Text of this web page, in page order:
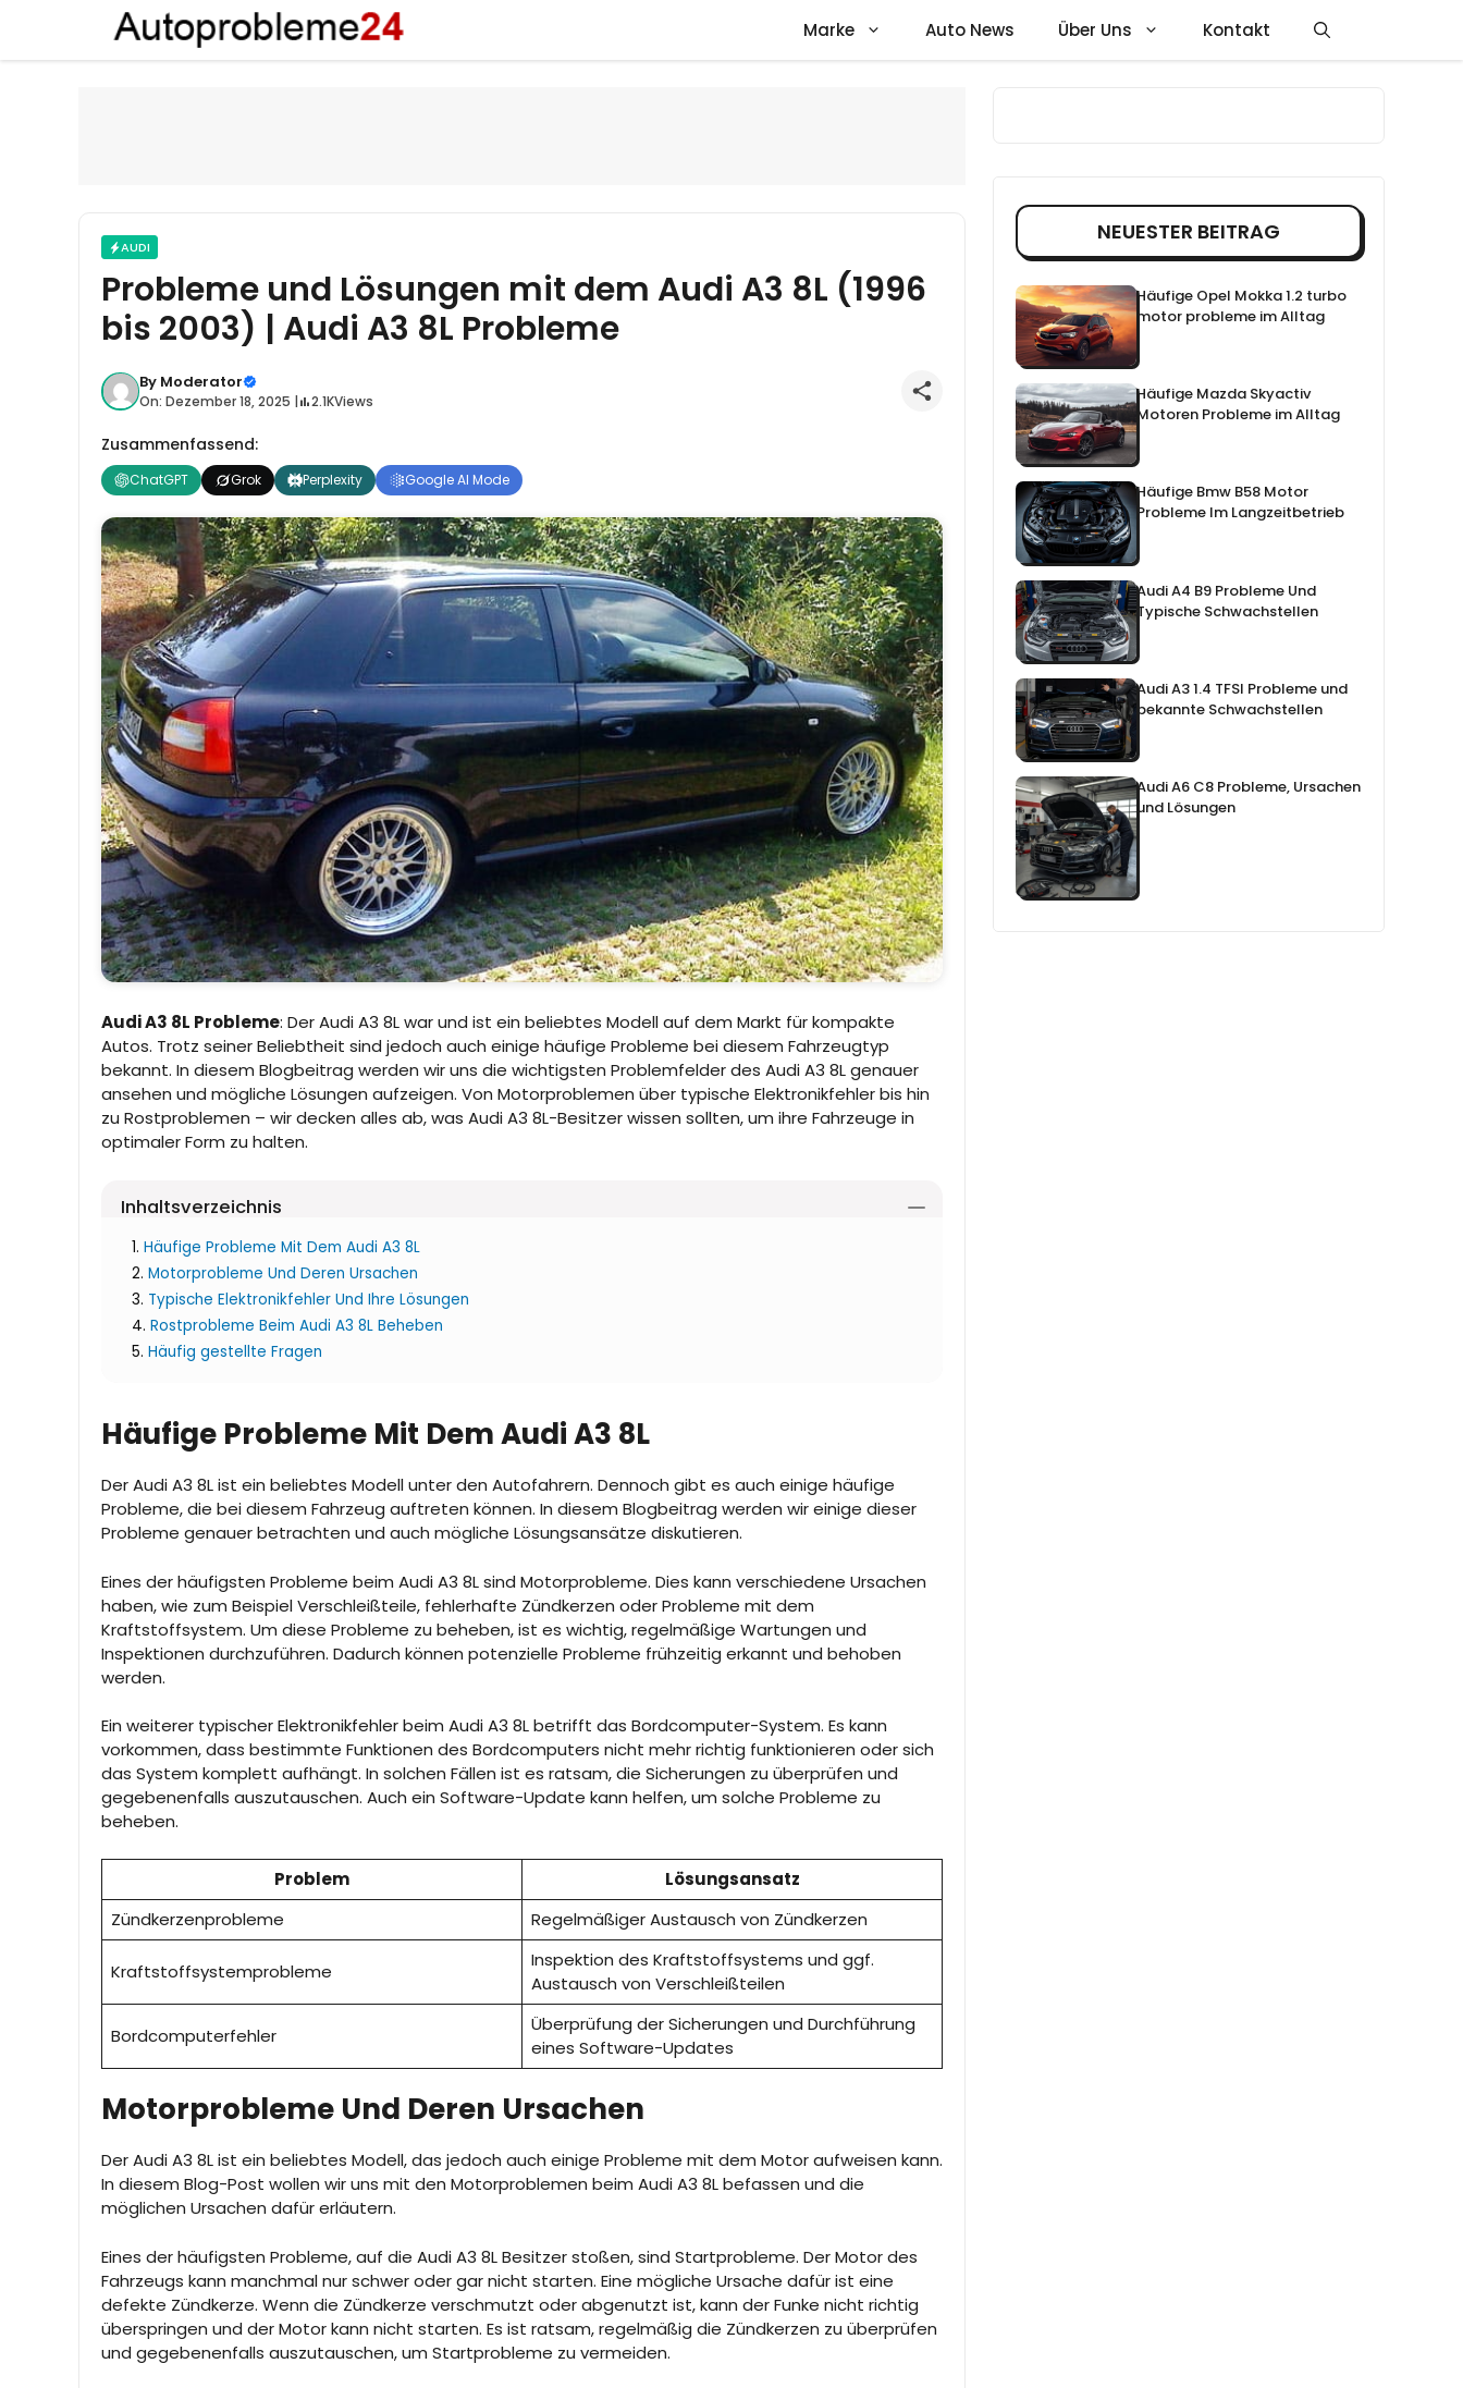
springen
Marke Auto News Über Uns Kontakt
AUDI
Probleme und Lösungen mit dem Audi A3 8L (1996
bis 2003) | Audi A3 8L Probleme
By Moderator
On: Dezember 18, 2025 | 2.1KViews
Zusammenfassend:
ChatGPT Grok Perplexity Google AI Mode
Audi A3 8L Probleme: Der Audi A3 8L war und ist ein beliebtes Modell auf dem Markt für kompakte
Autos. Trotz seiner Beliebtheit sind jedoch auch einige häufige Probleme bei diesem Fahrzeugtyp
bekannt. In diesem Blogbeitrag werden wir uns die wichtigsten Problemfelder des Audi A3 8L genauer
ansehen und mögliche Lösungen aufzeigen. Von Motorproblemen über typische Elektronikfehler bis hin
zu Rostproblemen – wir decken alles ab, was Audi A3 8L-Besitzer wissen sollten, um ihre Fahrzeuge in
optimaler Form zu halten.
Inhaltsverzeichnis
Häufige Probleme Mit Dem Audi A3 8L
Motorprobleme Und Deren Ursachen
Typische Elektronikfehler Und Ihre Lösungen
Rostprobleme Beim Audi A3 8L Beheben
Häufig gestellte Fragen
Häufige Probleme Mit Dem Audi A3 8L
Der Audi A3 8L ist ein beliebtes Modell unter den Autofahrern. Dennoch gibt es auch einige häufige
Probleme, die bei diesem Fahrzeug auftreten können. In diesem Blogbeitrag werden wir einige dieser
Probleme genauer betrachten und auch mögliche Lösungsansätze diskutieren.
Eines der häufigsten Probleme beim Audi A3 8L sind Motorprobleme. Dies kann verschiedene Ursachen
haben, wie zum Beispiel Verschleißteile, fehlerhafte Zündkerzen oder Probleme mit dem
Kraftstoffsystem. Um diese Probleme zu beheben, ist es wichtig, regelmäßige Wartungen und
Inspektionen durchzuführen. Dadurch können potenzielle Probleme frühzeitig erkannt und behoben
werden.
Ein weiterer typischer Elektronikfehler beim Audi A3 8L betrifft das Bordcomputer-System. Es kann
vorkommen, dass bestimmte Funktionen des Bordcomputers nicht mehr richtig funktionieren oder sich
das System komplett aufhängt. In solchen Fällen ist es ratsam, die Sicherungen zu überprüfen und
gegebenenfalls auszutauschen. Auch ein Software-Update kann helfen, um solche Probleme zu
beheben.
Problem
Lösungsansatz
Zündkerzenprobleme
Regelmäßiger Austausch von Zündkerzen
Kraftstoffsystemprobleme
Inspektion des Kraftstoffsystems und ggf.
Austausch von Verschleißteilen
Bordcomputerfehler
Überprüfung der Sicherungen und Durchführung
eines Software-Updates
Motorprobleme Und Deren Ursachen
Der Audi A3 8L ist ein beliebtes Modell, das jedoch auch einige Probleme mit dem Motor aufweisen kann.
In diesem Blog-Post wollen wir uns mit den Motorproblemen beim Audi A3 8L befassen und die
möglichen Ursachen dafür erläutern.
Eines der häufigsten Probleme, auf die Audi A3 8L Besitzer stoßen, sind Startprobleme. Der Motor des
Fahrzeugs kann manchmal nur schwer oder gar nicht starten. Eine mögliche Ursache dafür ist eine
defekte Zündkerze. Wenn die Zündkerze verschmutzt oder abgenutzt ist, kann der Funke nicht richtig
überspringen und der Motor kann nicht starten. Es ist ratsam, regelmäßig die Zündkerzen zu überprüfen
und gegebenenfalls auszutauschen, um Startprobleme zu vermeiden.
NEUESTER BEITRAG
Häufige Opel Mokka 1.2 turbo
motor probleme im Alltag
Häufige Mazda Skyactiv
Motoren Probleme im Alltag
Häufige Bmw B58 Motor
Probleme Im Langzeitbetrieb
Audi A4 B9 Probleme Und
Typische Schwachstellen
Audi A3 1.4 TFSI Probleme und
bekannte Schwachstellen
Audi A6 C8 Probleme, Ursachen
und Lösungen